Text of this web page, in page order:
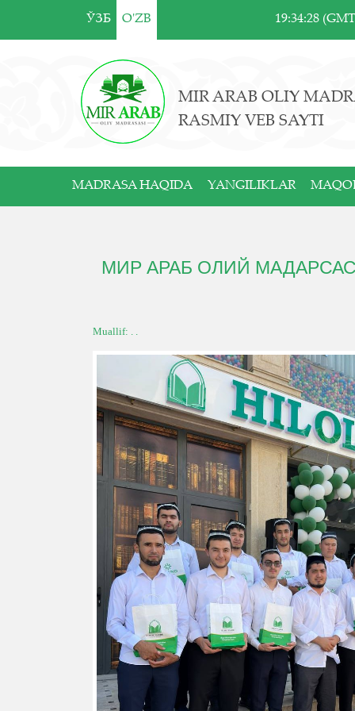
ЎЗБ O'ZB 19:34:28
MIR ARAB OLIY
RASMIY VEB SAYTI
MADRASA HAQIDA YANGILIKLAR
МИР АРАБ ОЛИЙ
Muallif: . .